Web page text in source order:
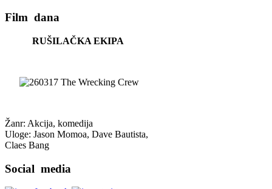
Film dana
RUŠILAČKA EKIPA
Žanr: Akcija, komedija
Uloge: Jason Momoa, Dave Bautista,
Claes Bang
Social media